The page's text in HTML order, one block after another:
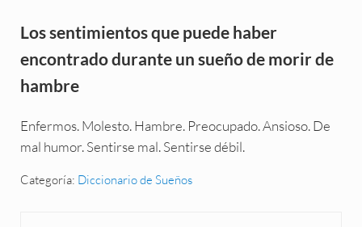
Los sentimientos que puede haber
encontrado durante un sueño de morir de
hambre
Enfermos. Molesto. Hambre. Preocupado. Ansioso. De
mal humor. Sentirse mal. Sentirse débil.
Categoría: Diccionario de Sueños